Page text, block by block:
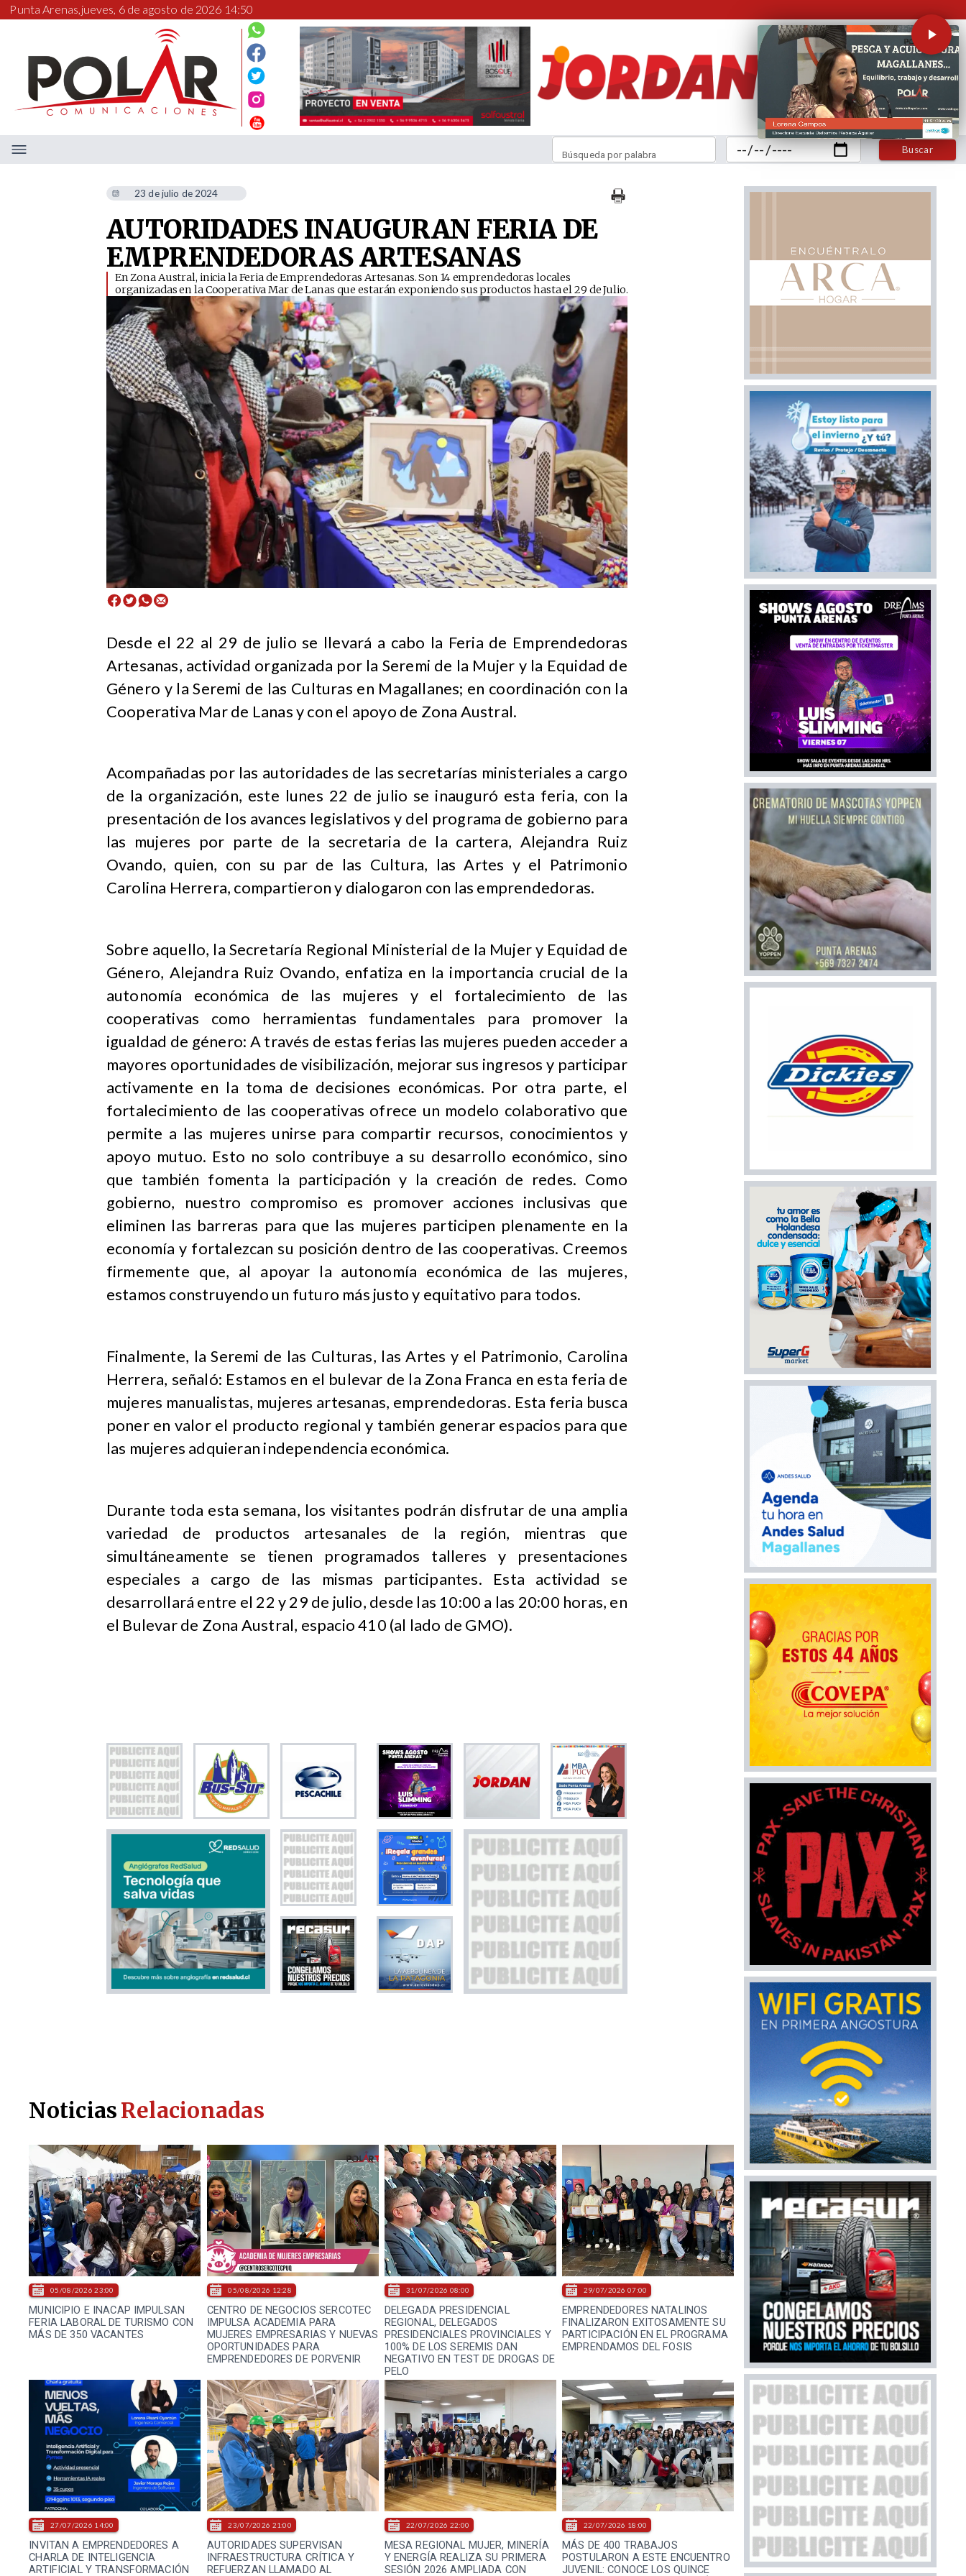
Punta Arenas,jueves, 6 de agosto de 2026 14:50
Buscar
Búsqueda por palabra
23 de julio de 2024
AUTORIDADES INAUGURAN FERIA DE
EMPRENDEDORAS ARTESANAS
​En Zona Austral, inicia la Feria de Emprendedoras Artesanas. Son 14 emprendedoras locales
organizadas en la Cooperativa Mar de Lanas que estarán exponiendo sus productos hasta el 29 de Julio.
​Desde el 22 al 29 de julio se llevará a cabo la Feria de Emprendedoras
Artesanas, actividad organizada por la Seremi de la Mujer y la Equidad de
Género y la Seremi de las Culturas en Magallanes; en coordinación con la
Cooperativa Mar de Lanas y con el apoyo de Zona Austral.
Acompañadas por las autoridades de las secretarías ministeriales a cargo
de la organización, este lunes 22 de julio se inauguró esta feria, con la
presentación de los avances legislativos y del programa de gobierno para
las mujeres por parte de la secretaria de la cartera, Alejandra Ruiz
Ovando, quien, con su par de las Cultura, las Artes y el Patrimonio
Carolina Herrera, compartieron y dialogaron con las emprendedoras.
Sobre aquello, la Secretaría Regional Ministerial de la Mujer y Equidad de
Género, Alejandra Ruiz Ovando, enfatiza en la importancia crucial de la
autonomía económica de las mujeres y el fortalecimiento de las
cooperativas como herramientas fundamentales para promover la
igualdad de género: A través de estas ferias las mujeres pueden acceder a
mayores oportunidades de visibilización, mejorar sus ingresos y participar
activamente en la toma de decisiones económicas. Por otra parte, el
fortalecimiento de las cooperativas ofrece un modelo colaborativo que
permite a las mujeres unirse para compartir recursos, conocimientos y
apoyo mutuo. Esto no solo contribuye a su desarrollo económico, sino
que también fomenta la participación y la creación de redes. Como
gobierno, nuestro compromiso es promover acciones inclusivas que
eliminen las barreras para que las mujeres participen plenamente en la
economía y fortalezcan su posición dentro de las cooperativas. Creemos
firmemente que, al apoyar la autonomía económica de las mujeres,
estamos construyendo un futuro más justo y equitativo para todos.
Finalmente, la Seremi de las Culturas, las Artes y el Patrimonio, Carolina
Herrera, señaló: Estamos en el bulevar de la Zona Franca en esta feria de
mujeres manualistas, mujeres artesanas, emprendedoras. Esta feria busca
poner en valor el producto regional y también generar espacios para que
las mujeres adquieran independencia económica.
Durante toda esta semana, los visitantes podrán disfrutar de una amplia
variedad de productos artesanales de la región, mientras que
simultáneamente se tienen programados talleres y presentaciones
especiales a cargo de las mismas participantes. Esta actividad se
desarrollará entre el 22 y 29 de julio, desde las 10:00 a las 20:00 horas, en
el Bulevar de Zona Austral, espacio 410 (al lado de GMO).
MUNICIPIO E INACAP IMPULSAN
FERIA LABORAL DE TURISMO CON
MÁS DE 350 VACANTES
05/08/2026 23:00
CENTRO DE NEGOCIOS SERCOTEC
IMPULSA ACADEMIA PARA
MUJERES EMPRESARIAS Y NUEVAS
OPORTUNIDADES PARA
EMPRENDEDORES DE PORVENIR
05/08/2026 12:28
DELEGADA PRESIDENCIAL
REGIONAL, DELEGADOS
PRESIDENCIALES PROVINCIALES Y
100% DE LOS SEREMIS DAN
NEGATIVO EN TEST DE DROGAS DE
PELO
31/07/2026 08:00
EMPRENDEDORES NATALINOS
FINALIZARON EXITOSAMENTE SU
PARTICIPACIÓN EN EL PROGRAMA
EMPRENDAMOS DEL FOSIS
29/07/2026 07:00
INVITAN A EMPRENDEDORES A
CHARLA DE INTELIGENCIA
ARTIFICIAL Y TRANSFORMACIÓN
27/07/2026 14:00
AUTORIDADES SUPERVISAN
INFRAESTRUCTURA CRÍTICA Y
REFUERZAN LLAMADO AL
23/07/2026 21:00
MESA REGIONAL MUJER, MINERÍA
Y ENERGÍA REALIZA SU PRIMERA
SESIÓN 2026 AMPLIADA CON
22/07/2026 22:00
MÁS DE 400 TRABAJOS
POSTULARON A ESTE ENCUENTRO
JUVENIL: CONOCE LOS QUINCE
22/07/2026 18:00
NoticiasRelacionadas